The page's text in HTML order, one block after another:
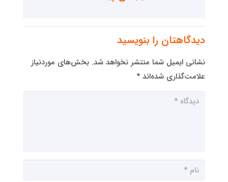
دیدگاهتان را بنویسید
نشانی ایمیل شما منتشر نخواهد شد. بخش‌های موردنیاز
علامت‌گذاری شده‌اند *